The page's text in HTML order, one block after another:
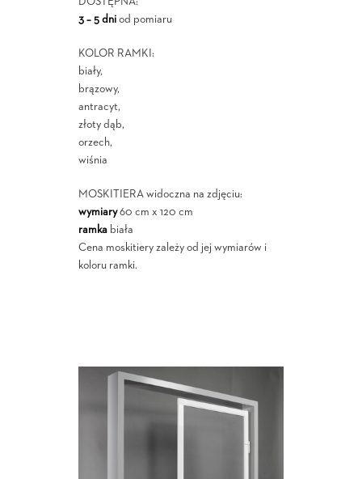
3 – 5 dniod pomiaru
KOLOR RAMKI:
biały,
brązowy,
antracyt,
złoty dąb,
orzech,
wiśnia
MOSKITIERA widoczna na zdjęciu:
wymiary60 cm x 120 cm
ramkabiała
Cena moskitiery zależy od jej wymiarów i
koloru ramki.